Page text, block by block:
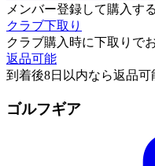
メンバー登録して購入す
クラブ下取り
クラブ購入時に下取りで
返品可能
到着後8日以内なら返品可
ゴルフギア